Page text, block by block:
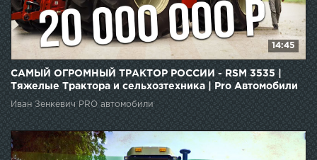
14:45
САМЫЙ ОГРОМНЫЙ ТРАКТОР РОССИИ - RSM 3535 |
Тяжелые Трактора и сельхозтехника | Pro Автомобили
Иван Зенкевич PRO автомобили